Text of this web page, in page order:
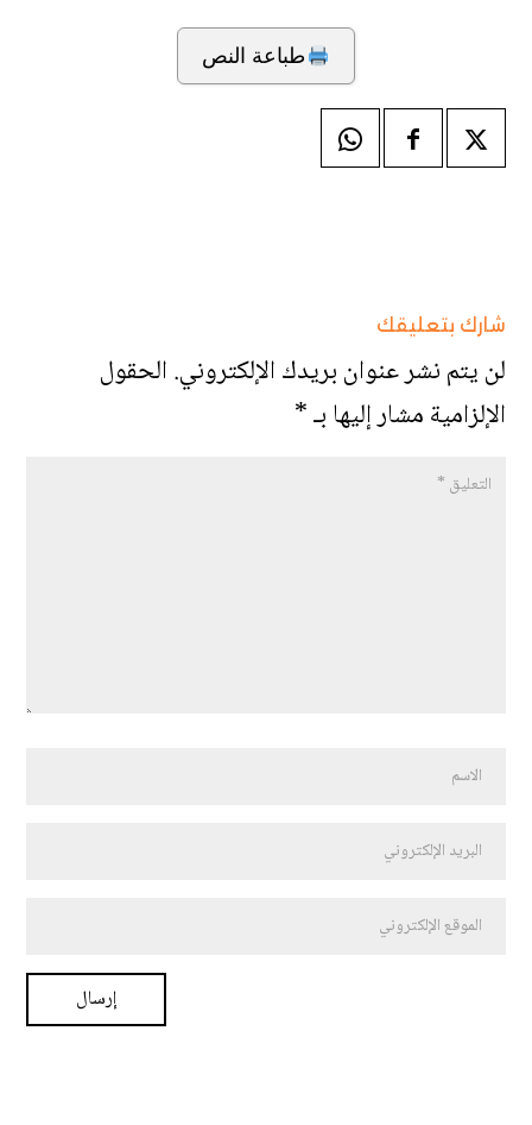
طباعة النص
شارك بتعليقك
لن يتم نشر عنوان بريدك الإلكتروني.الحقول
الإلزامية مشار إليها بـ*